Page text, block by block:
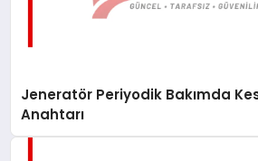
Jeneratör Periyodik Bakımda
Anahtarı